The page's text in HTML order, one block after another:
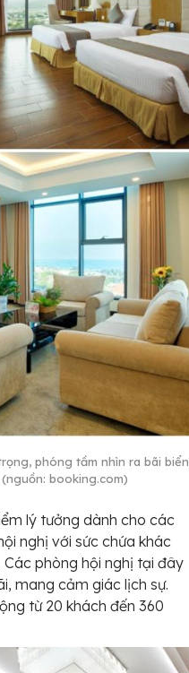
phóng tầm nhìn ra bãi biển
booking.com)
lý tưởng dành cho các
nghị với sức chứa khác
phòng hội nghị tại đây
mang cảm giác lịch sự.
từ 20 khách đến 360